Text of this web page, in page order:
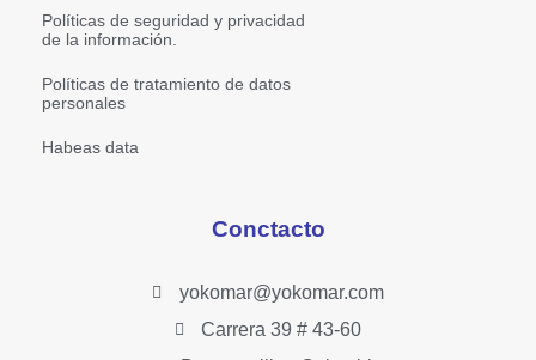
Políticas de seguridad y privacidad
de la información.
Políticas de tratamiento de datos
personales
Habeas data
Conctacto
yokomar@yokomar.com
Carrera 39 # 43-60